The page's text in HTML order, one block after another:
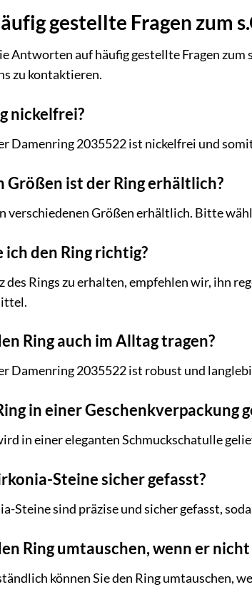
gestellte Fragen zum
Antworten auf häufig gestellte Fragen
zu kontaktieren.
nickelfrei?
Damenring 2035522 ist nickelfrei und
Größen ist der Ring erhältlich?
verschiedenen Größen erhältlich. Bitte
ich den Ring richtig?
des Rings zu erhalten, empfehlen wir, ihn
Ring auch im Alltag tragen?
Damenring 2035522 ist robust und
in einer Geschenkverpackung
in einer eleganten Schmuckschatulle
Steine sicher gefasst?
Steine sind präzise und sicher gefasst,
Ring umtauschen, wenn er nicht
können Sie den Ring umtauschen,